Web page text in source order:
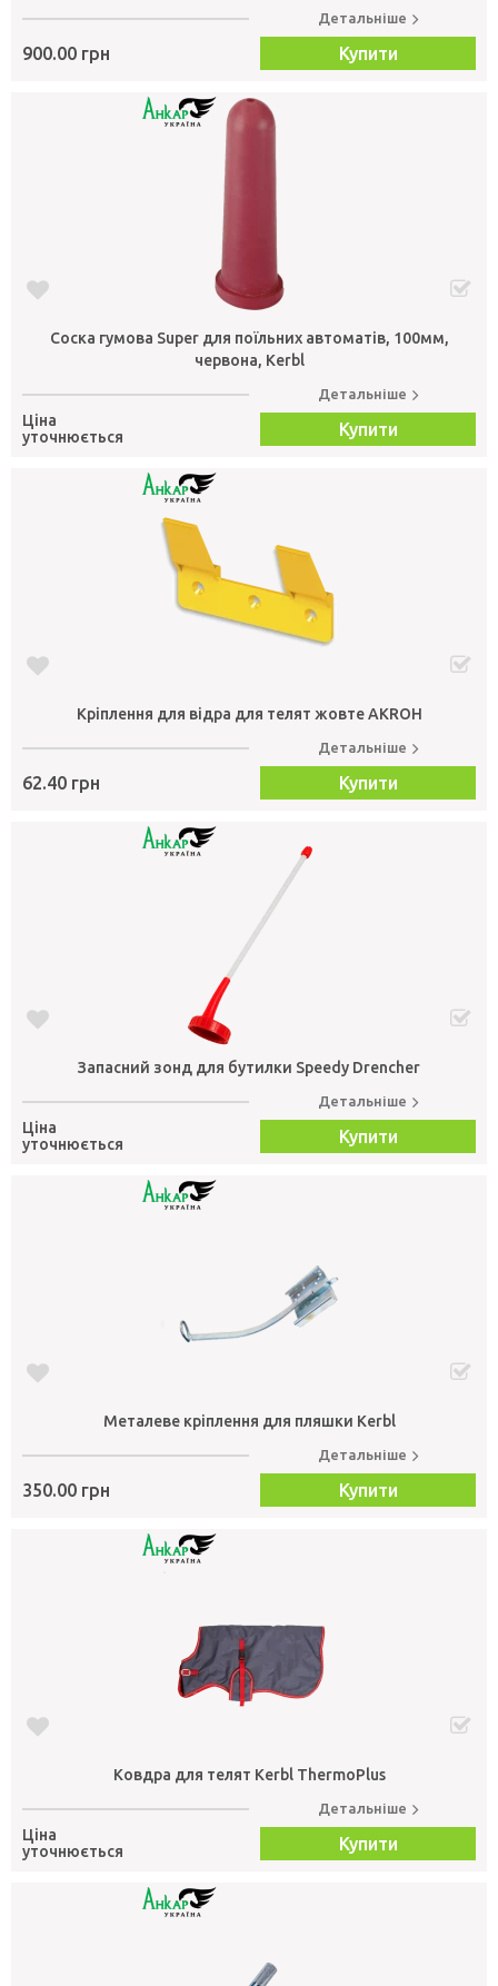
900.00 грн
Детальніше
Купити
Соска гумова Super для поїльних автоматів, 100мм,
червона, Kerbl
Ціна
уточнюється
Детальніше
Купити
Кріплення для відра для телят жовте AKROH
62.40 грн
Детальніше
Купити
Запасний зонд для бутилки Speedy Drencher
Ціна
уточнюється
Детальніше
Купити
Металеве кріплення для пляшки Kerbl
350.00 грн
Детальніше
Купити
Ковдра для телят Kerbl ThermoPlus
Ціна
уточнюється
Детальніше
Купити